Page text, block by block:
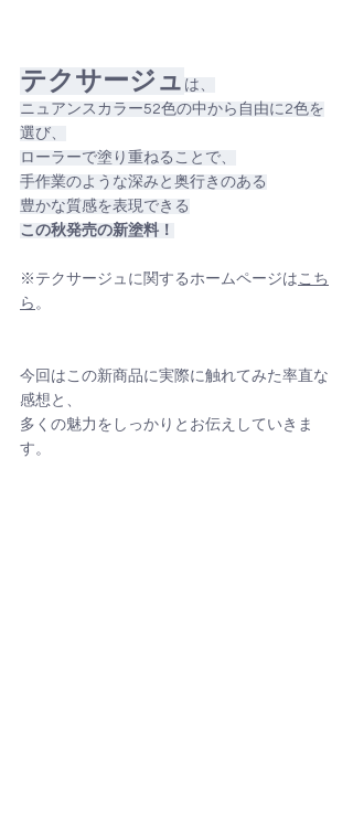
テクサージュ は、
ニュアンスカラー52色の中から自由に2色を
選び、
ローラーで塗り重ねることで、
手作業のような深みと奥行きのある
豊かな質感を表現できる
この秋発売の新塗料！
※テクサージュに関するホームページは こち
ら 。
今回はこの新商品に実際に触れてみた率直な
感想と、
多くの魅力をしっかりとお伝えしていきま
す。